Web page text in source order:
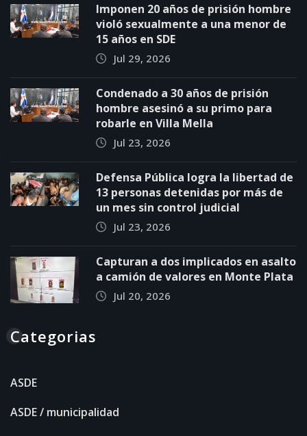
Imponen 20 años de prisión hombre
violó sexualmente a una menor de
15 años en SDE
Jul 29, 2026
Condenado a 30 años de prisión
hombre asesinó a su primo para
robarle en Villa Mella
Jul 23, 2026
Defensa Pública logra la libertad de
13 personas detenidas por más de
un mes sin control judicial
Jul 23, 2026
Capturan a dos implicados en asalto
a camión de valores en Monte Plata
Jul 20, 2026
Categorias
ASDE
ASDE / municipalidad